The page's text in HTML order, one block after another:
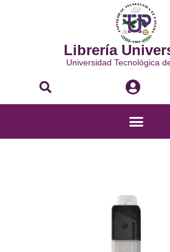
Librería
Universidad Tecnológica
Buscar
Menú